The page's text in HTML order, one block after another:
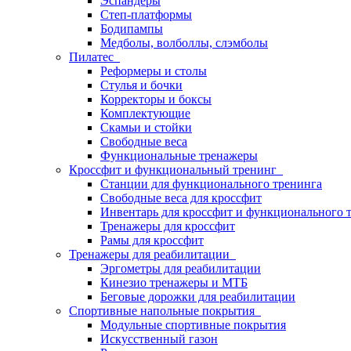
Степ-платформы
Бодипампы
Медболы, волболлы, слэмболы
Пилатес
Реформеры и столы
Стулья и бочки
Корректоры и боксы
Комплектующие
Скамьи и стойки
Свободные веса
Функциональные тренажеры
Кроссфит и функциональный тренинг
Станции для функционального тренинга
Свободные веса для кроссфит
Инвентарь для кроссфит и функционального
Тренажеры для кроссфит
Рамы для кроссфит
Тренажеры для реабилитации
Эргометры для реабилитации
Кинезио тренажеры и МТБ
Беговые дорожки для реабилитации
Спортивные напольные покрытия
Модульные спортивные покрытия
Искусственный газон